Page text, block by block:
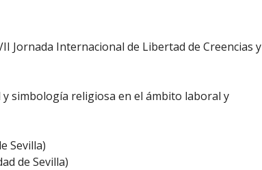
Jornada Internacional de Libertad de Creencias y
y simbología religiosa en el ámbito laboral y
Sevilla)
de Sevilla)